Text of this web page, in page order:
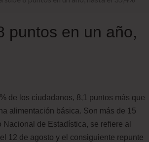
puntos en un año,
de los ciudadanos, 8,1 puntos más que
alimentación básica. Son más de 15
de Estadística, se refiere al
12 de agosto y el consiguiente repunte